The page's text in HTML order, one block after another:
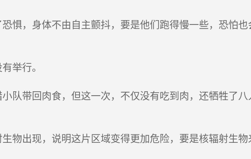
惧，身体不由自主颤抖，要是他们跑得慢一些，恐怕
举行。
队带回肉食，但这一次，不仅没有吃到肉，还牺牲了
物出现，说明这片区域变得更加危险，要是核辐射生物